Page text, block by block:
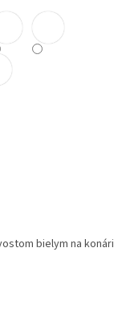
bielym na konári